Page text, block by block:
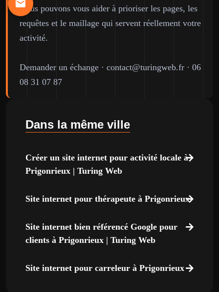
Nous pouvons vous aider à prioriser les pages, les
requêtes et le maillage qui servent réellement votre
activité.
Demander un échange · contact@turingweb.fr · 06
08 31 07 87
Dans la même ville
Créer un site internet pour activité locale à
Prigonrieux | Turing Web
Site internet pour thérapeute à Prigonrieux
Site internet bien référencé Google pour
clients à Prigonrieux | Turing Web
Site internet pour carreleur à Prigonrieux